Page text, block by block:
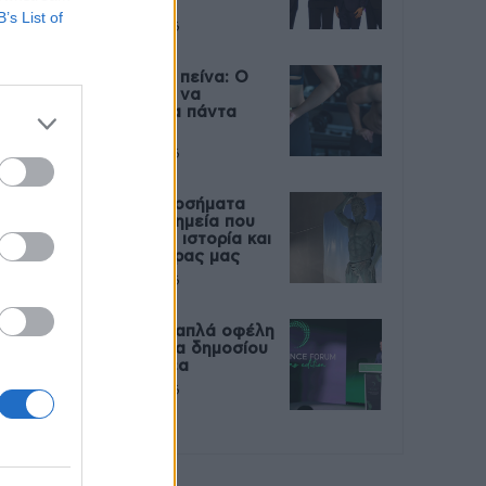
List of
27 Φεβρουαρίου 2026
Μεταπροπονητική πείνα: Ο
λόγος που θέλεις να
καταβροχθίσεις τα πάντα
μετά την άσκηση
27 Φεβρουαρίου 2026
Ωρίων – Σπάνια νοσήματα
συνδέονται με μνημεία που
διαμόρφωσαν την ιστορία και
το πνεύμα της χώρας μας
27 Φεβρουαρίου 2026
Γεωργιάδης: Πολλαπλά οφέλη
από τη συνεργασία δημοσίου
και ιδιωτικού τομέα
27 Φεβρουαρίου 2026